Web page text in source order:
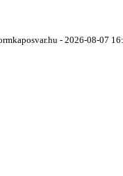
- 2026-08-07